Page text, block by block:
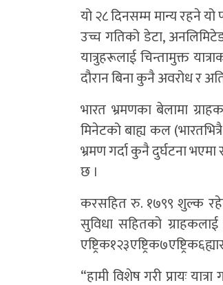
यो २८ दिनसम्म मान्य रहने
उच्च गतिको डेटा,
यात्रुहरूलाई चिन्तामुक्त
दौरान बिना कुनै अवरोध र
भारत भ्रमणका बेलामा
मिनेटको बाह्य कल
भ्रमण गर्दा कुनै दुर्घटना
छ ।
करसहित रु. १७९९ शुल्क
सुविधा सहितको
“हामी विशेष गरी प्रायः